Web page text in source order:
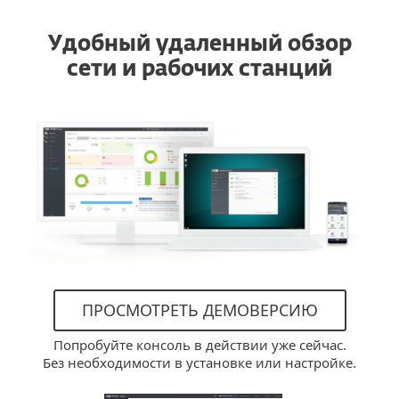
Удобный удаленный обзор
сети и рабочих станций
ПРОСМОТРЕТЬ ДЕМОВЕРСИЮ
Попробуйте консоль в действии уже сейчас.
Без необходимости в установке или настройке.